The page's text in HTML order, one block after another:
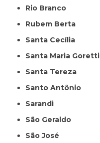
Rio Branco
Rubem Berta
Santa Cecília
Santa Maria Goretti
Santa Tereza
Santo Antônio
Sarandi
São Geraldo
São José